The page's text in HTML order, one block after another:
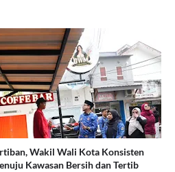
Wakil Wali Kota Konsisten
Kawasan Bersih dan Tertib